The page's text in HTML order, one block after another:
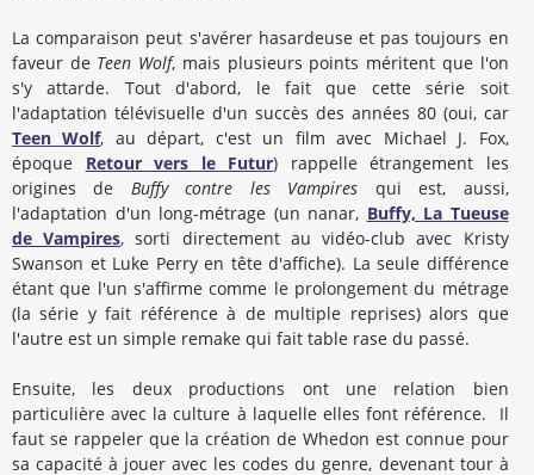
La comparaison peut s'avérer hasardeuse et pas toujours en
faveur de Teen Wolf, mais plusieurs points méritent que l'on
s'y attarde. Tout d'abord, le fait que cette série soit
l'adaptation télévisuelle d'un succès des années 80 (oui, car
Teen Wolf, au départ, c'est un film avec Michael J. Fox,
époque Retour vers le Futur) rappelle étrangement les
origines de Buffy contre les Vampires qui est, aussi,
l'adaptation d'un long-métrage (un nanar, Buffy, La Tueuse
de Vampires, sorti directement au vidéo-club avec Kristy
Swanson et Luke Perry en tête d'affiche). La seule différence
étant que l'un s'affirme comme le prolongement du métrage
(la série y fait référence à de multiple reprises) alors que
l'autre est un simple remake qui fait table rase du passé.
Ensuite, les deux productions ont une relation bien
particulière avec la culture à laquelle elles font référence. Il
faut se rappeler que la création de Whedon est connue pour
sa capacité à jouer avec les codes du genre, devenant tour à